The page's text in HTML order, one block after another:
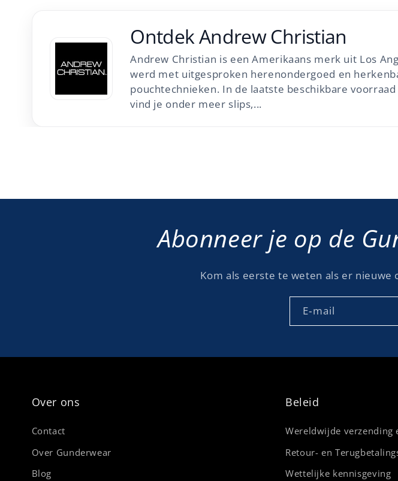
OntdekAndrew Christian
Andrew Christian is een Amerikaans merk uit Los
werd met uitgesproken herenondergoed en
pouchtechnieken. In de laatste beschikbare
vind je onder meer slips,...
Abonneer je op de
Kom als eerste te weten als er nieuwe
E‑mail
Over ons
Contact
Over Gunderwear
Blog
Beleid
Wereldwijde verzending
Retour- en
Wettelijke kennisgeving